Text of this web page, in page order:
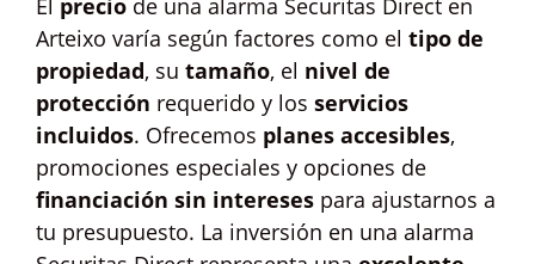
El precio de una alarma Securitas Direct en
Arteixo varía según factores como el tipo de
propiedad, su tamaño, el nivel de
protección requerido y los servicios
incluidos. Ofrecemos planes accesibles,
promociones especiales y opciones de
financiación sin intereses para ajustarnos a
tu presupuesto. La inversión en una alarma